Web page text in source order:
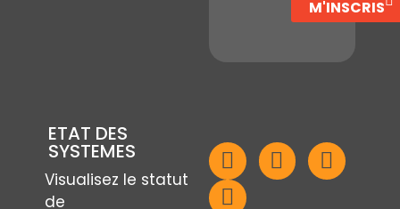
M'INSCRIS
ETAT DES
SYSTEMES
Visualisez le statut
de